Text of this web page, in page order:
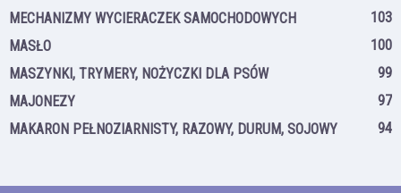
MECHANIZMY WYCIERACZEK SAMOCHODOWYCH
103
MASŁO
100
MASZYNKI, TRYMERY, NOŻYCZKI DLA PSÓW
99
MAJONEZY
97
MAKARON PEŁNOZIARNISTY, RAZOWY, DURUM, SOJOWY
94